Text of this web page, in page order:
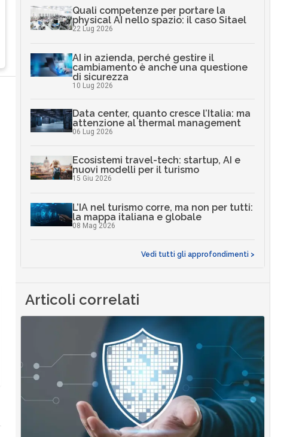
Quali competenze per portare la
physical AI nello spazio: il caso Sitael
22 Lug 2026
AI in azienda, perché gestire il
cambiamento è anche una questione
di sicurezza
10 Lug 2026
Data center, quanto cresce l’Italia: ma
attenzione al thermal management
06 Lug 2026
Ecosistemi travel-tech: startup, AI e
nuovi modelli per il turismo
15 Giu 2026
L’IA nel turismo corre, ma non per tutti:
la mappa italiana e globale
08 Mag 2026
Vedi tutti gli approfondimenti >
Articoli correlati